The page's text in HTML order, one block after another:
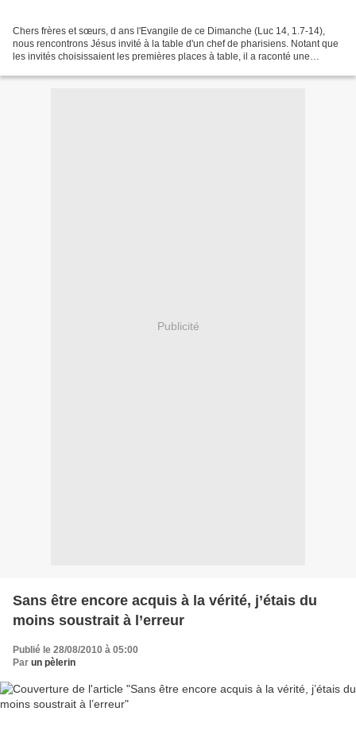
Chers frères et sœurs, d ans l'Evangile de ce Dimanche (Luc 14, 1.7-14),
nous rencontrons Jésus invité à la table d'un chef de pharisiens. Notant que
les invités choisissaient les premières places à table, il a raconté une
Publicité
Sans être encore acquis à la vérité, j’étais du
moins soustrait à l’erreur
Publié le 28/08/2010 à 05:00
Par un pèlerin